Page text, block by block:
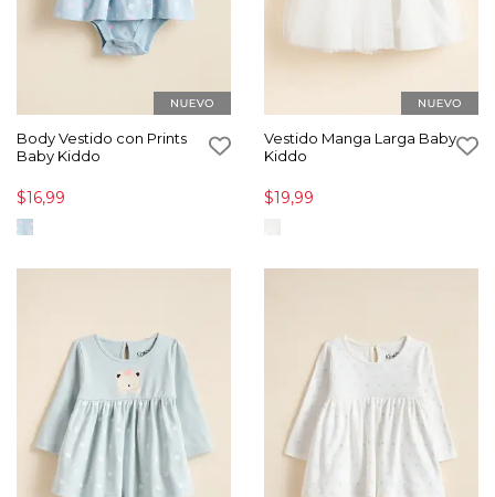
Body Vestido con Prints
Baby Kiddo
$16,99
Vestido Manga Larga Baby
Kiddo
$19,99